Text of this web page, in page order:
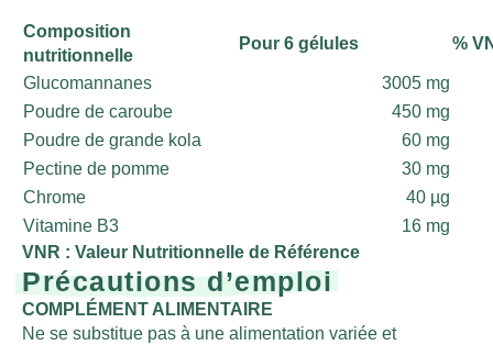
Composition
nutritionnelle
Pour 6 gélules %
Glucomannanes
3005 mg
Poudre de caroube
450 mg
Poudre de grande kola
60 mg
Pectine de pomme
30 mg
Chrome
40 µg
Vitamine B3
16 mg
VNR : Valeur Nutritionnelle de Référence
Précautions d’emploi
COMPLÉMENT ALIMENTAIRE
Ne se substitue pas à une alimentation variée et